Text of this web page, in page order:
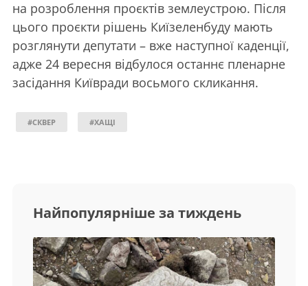
на розроблення проєктів землеустрою. Після
цього проєкти рішень Киїзеленбуду мають
розглянути депутати – вже наступної каденції,
адже 24 вересня відбулося останнє пленарне
засідання Київради восьмого скликання.
#СКВЕР #ХАЩІ
Найпопулярніше за тиждень